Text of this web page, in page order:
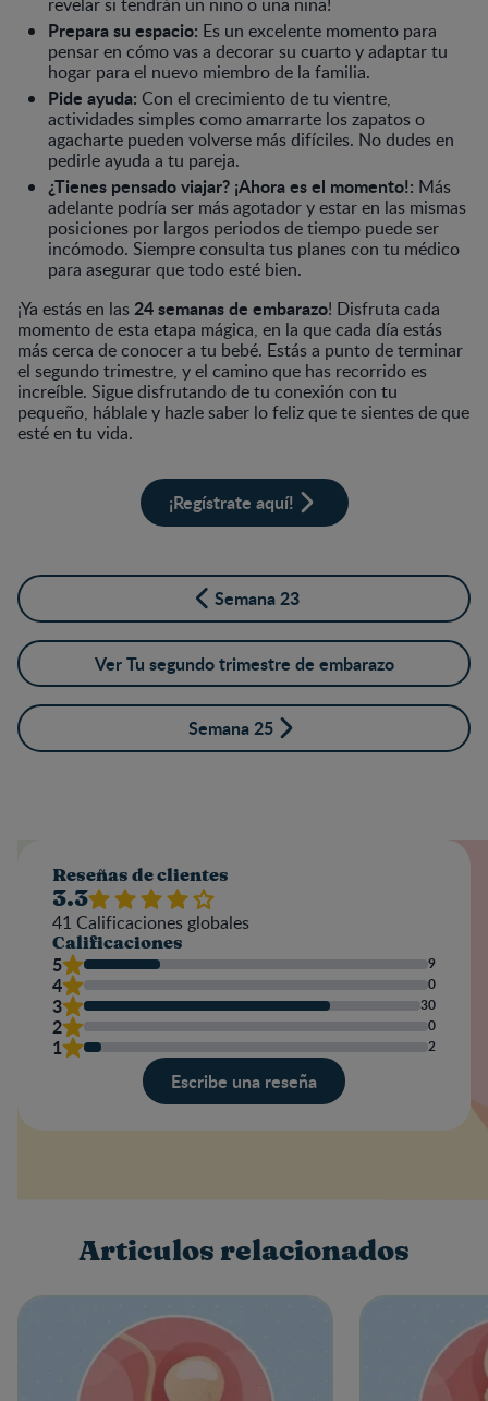
Prepara su espacio: Es un excelente momento para
pensar en cómo vas a decorar su cuarto y adaptar tu
hogar para el nuevo miembro de la familia.
Pide ayuda: Con el crecimiento de tu vientre,
actividades simples como amarrarte los zapatos o
agacharte pueden volverse más difíciles. No dudes en
pedirle ayuda a tu pareja.
¿Tienes pensado viajar? ¡Ahora es el momento!: Más
adelante podría ser más agotador y estar en las mismas
posiciones por largos periodos de tiempo puede ser
incómodo. Siempre consulta tus planes con tu médico
para asegurar que todo esté bien.
¡Ya estás en las24 semanas de embarazo! Disfruta cada
momento de esta etapa mágica, en la que cada día estás
más cerca de conocer a tu bebé. Estás a punto de terminar
el segundo trimestre, y el camino que has recorrido es
increíble. Sigue disfrutando de tu conexión con tu
pequeño, háblale y hazle saber lo feliz que te sientes de que
esté en tu vida.
¡Regístrate aquí!
Semana 23
Ver Tu segundo trimestre de embarazo
Semana 25
Reseñas de clientes
3.3
41 Calificaciones globales
Calificaciones
5 9
4 0
3 30
2 0
1 2
Escribe una reseña
Escribe una reseña
Articulos relacionados